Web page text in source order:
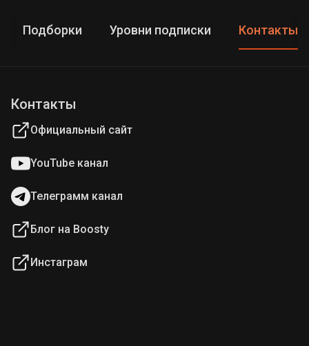
Подборки Уровни подписки Контакты
Контакты
Официальный сайт
YouTube канал
Телеграмм канал
Блог на Boosty
Инстаграм